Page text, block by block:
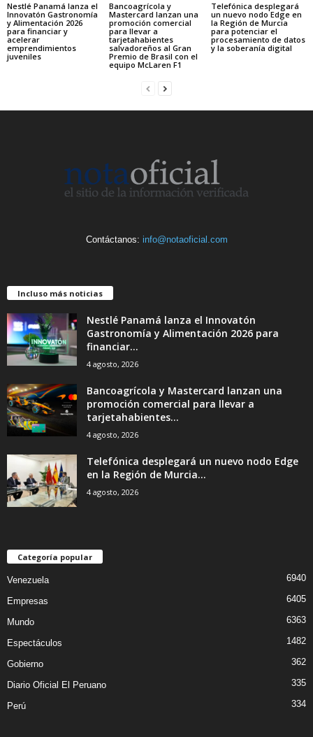
Nestlé Panamá lanza el
Innovatón Gastronomía
y Alimentación 2026
para financiar y
acelerar
emprendimientos
juveniles
Bancoagrícola y
Mastercard lanzan una
promoción comercial
para llevar a
tarjetahabientes
salvadoreños al Gran
Premio de Brasil con el
equipo McLaren F1
Telefónica desplegará
un nuevo nodo Edge en
la Región de Murcia
para potenciar el
procesamiento de datos
y la soberanía digital
Contáctanos: info@notaoficial.com
Incluso más noticias
Nestlé Panamá lanza el Innovatón
Gastronomía y Alimentación 2026 para
financiar...
4 agosto, 2026
Bancoagrícola y Mastercard lanzan una
promoción comercial para llevar a
tarjetahabientes...
4 agosto, 2026
Telefónica desplegará un nuevo nodo Edge
en la Región de Murcia...
4 agosto, 2026
Categoría popular
Venezuela 6940
Empresas 6405
Mundo 6363
Espectáculos 1482
Gobierno 362
Diario Oficial El Peruano 335
Perú 334